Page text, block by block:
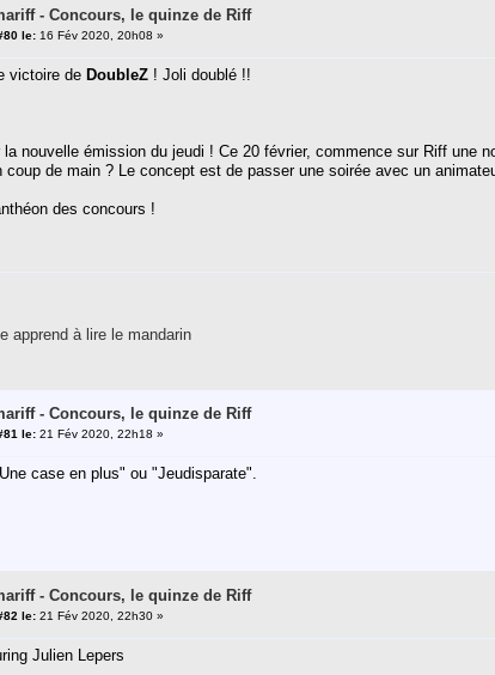
- Concours, le quinze de Riff
le: 16 Fév 2020, 20h08 »
victoire de DoubleZ ! Joli doublé !!
la nouvelle émission du jeudi ! Ce 20 février, commence sur Riff une
coup de main ? Le concept est de passer une soirée avec un
des concours !
apprend à lire le mandarin
- Concours, le quinze de Riff
le: 21 Fév 2020, 22h18 »
case en plus" ou "Jeudisparate".
- Concours, le quinze de Riff
le: 21 Fév 2020, 22h30 »
Julien Lepers